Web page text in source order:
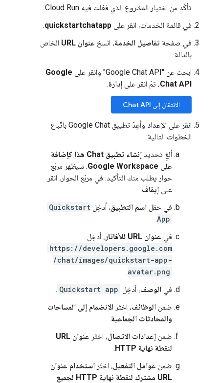
تأكَّد من اختيار المشروع الذي فعّلت فيه Cloud Run.
في قائمة الخدمات، انقر على quickstartchatapp
.
في صفحة تفاصيل الخدمة، انسخ عنوان URL
الخاص
بالدالة.
ابحث عن "Google Chat API" وانقر على
Google
Chat API، ثمّ انقر على إدارة.
الانتقال إلى Chat API
انقر على الإعداد
وأعِدّ تطبيق Google Chat باتّباع
الخطوات التالية:
ألغِ تحديد
إنشاء تطبيق Chat هذا كإضافة
على Google Workspace
. سيظهر مربّع
حوار يطلب منك التأكيد. في مربّع الحوار، انقر
على إيقاف.
في حقل اسم التطبيق، أدخِل Quickstart
App
.
في عنوان URL للأفاتار
، أدخِل
https://developers.google.com
/chat/images/quickstart-app-
avatar.png
.
في الوصف، أدخِل Quickstart app
.
ضمن الوظائف، اختَر الانضمام إلى المساحات
والمحادثات الجماعية.
ضمن إعدادات الاتصال، اختَر
عنوان URL
لنقطة نهاية HTTP
.
ضمن عوامل التفعيل، اختَر استخدام عنوان
URL مشترك لنقطة نهاية HTTP لجميع